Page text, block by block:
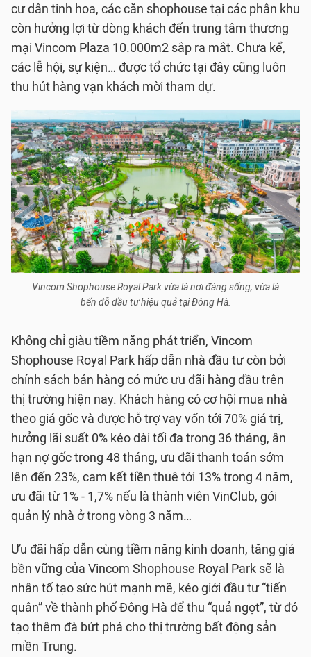
cư dân tinh hoa, các căn shophouse tại các phân khu
còn hưởng lợi từ dòng khách đến trung tâm thương
mại Vincom Plaza 10.000m2 sắp ra mắt. Chưa kể,
các lễ hội, sự kiện… được tổ chức tại đây cũng luôn
thu hút hàng vạn khách mời tham dự.
Vincom Shophouse Royal Park vừa là nơi đáng sống, vừa là
bến đỗ đầu tư hiệu quả tại Đông Hà.
Không chỉ giàu tiềm năng phát triển, Vincom
Shophouse Royal Park hấp dẫn nhà đầu tư còn bởi
chính sách bán hàng có mức ưu đãi hàng đầu trên
thị trường hiện nay. Khách hàng có cơ hội mua nhà
theo giá gốc và được hỗ trợ vay vốn tới 70% giá trị,
hưởng lãi suất 0% kéo dài tối đa trong 36 tháng, ân
hạn nợ gốc trong 48 tháng, ưu đãi thanh toán sớm
lên đến 23%, cam kết tiền thuê tới 13% trong 4 năm,
ưu đãi từ 1% - 1,7% nếu là thành viên VinClub, gói
quản lý nhà ở trong vòng 3 năm…
Ưu đãi hấp dẫn cùng tiềm năng kinh doanh, tăng giá
bền vững của Vincom Shophouse Royal Park sẽ là
nhân tố tạo sức hút mạnh mẽ, kéo giới đầu tư “tiến
quân” về thành phố Đông Hà để thu “quả ngọt”, từ đó
tạo thêm đà bứt phá cho thị trường bất động sản
miền Trung.